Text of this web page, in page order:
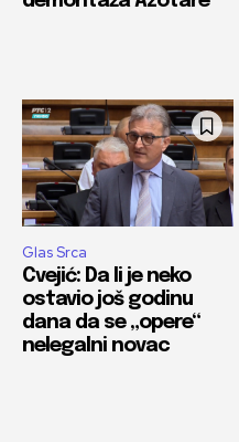
Glas Srca
Cvejić: Da li je neko
ostavio još godinu
dana da se „opere“
nelegalni novac